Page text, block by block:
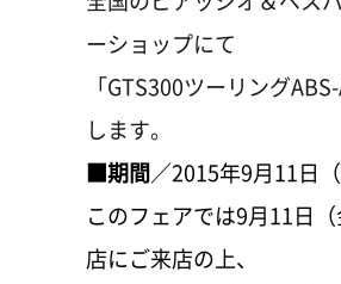
ーショップにて
「GTS300ツーリング
します。
■期間／2015年9月11日
このフェアでは9月11日
店にご来店の上、